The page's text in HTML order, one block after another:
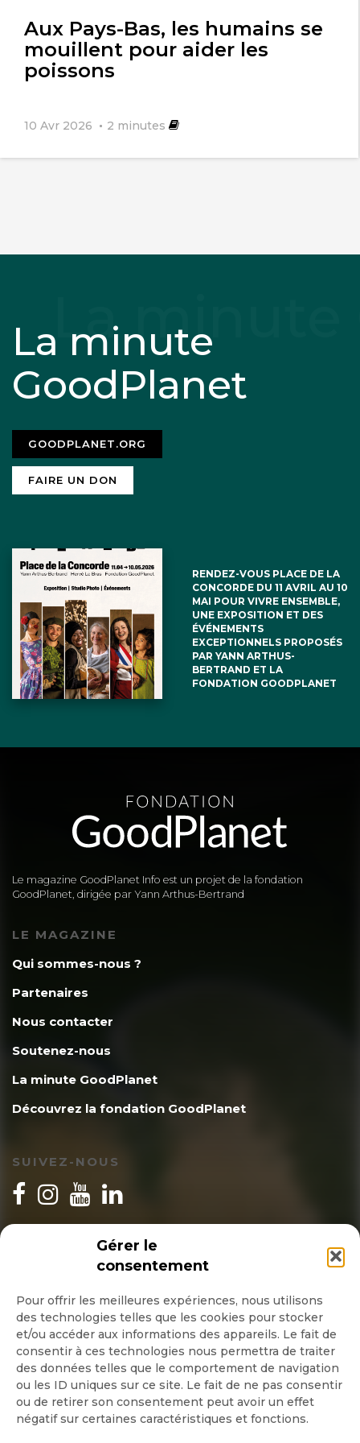
Gérer le
consentement
Pour offrir les meilleures expériences, nous utilisons
des technologies telles que les cookies pour stocker
et/ou accéder aux informations des appareils. Le fait de
consentir à ces technologies nous permettra de traiter
des données telles que le comportement de navigation
ou les ID uniques sur ce site. Le fait de ne pas consentir
ou de retirer son consentement peut avoir un effet
négatif sur certaines caractéristiques et fonctions.
Aux Pays-Bas, les humains se
mouillent pour aider les
poissons
10 Avr 2026 2 minutes
La minute
GoodPlanet
GOODPLANET.ORG
FAIRE UN DON
RENDEZ-VOUS PLACE DE LA
CONCORDE DU 11 AVRIL AU 10
MAI POUR VIVRE ENSEMBLE,
UNE EXPOSITION ET DES
ÉVÉNEMENTS
EXCEPTIONNELS PROPOSÉS
PAR YANN ARTHUS-
BERTRAND ET LA
FONDATION GOODPLANET
Le magazine GoodPlanet Info est un projet de la fondation
GoodPlanet, dirigée par Yann Arthus-Bertrand
LE MAGAZINE
Qui sommes-nous ?
Partenaires
Nous contacter
Soutenez-nous
La minute GoodPlanet
Découvrez la fondation GoodPlanet
SUIVEZ-NOUS
INSCRIPTION NEWSLETTER
Quotidienne
Hebdo
OK